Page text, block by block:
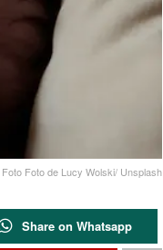
Foto de Lucy Wolski/ Unsplash
Share on Whatsapp